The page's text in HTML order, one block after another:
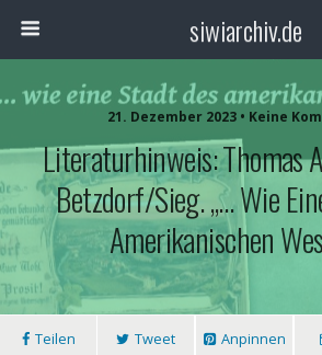
siwiarchiv.de
21. Dezember 2023 • Keine
Literaturhinweis: Thomas
Betzdorf/Sieg. „… Wie
Amerikanischen
Teilen Tweet Anpinnen